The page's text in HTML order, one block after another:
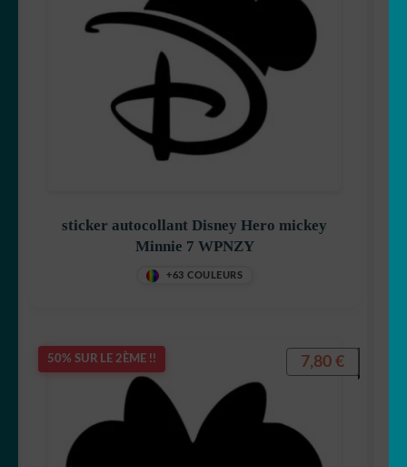
Tchoupi
Snoopy
Starwars
sticker autocollant Disney Hero mickey
Minnie 7 WPNZY
+63 COULEURS
50% SUR LE 2ÈME !! 7,80 €